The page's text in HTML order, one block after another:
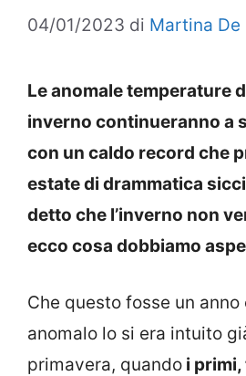
04/01/2023 di Martina De
Le anomale temperature
inverno continueranno a
con un caldo record che
estate di drammatica
detto che l’inverno non
ecco cosa dobbiamo
Che questo fosse un
anomalo lo si era intuito
primavera, quando i